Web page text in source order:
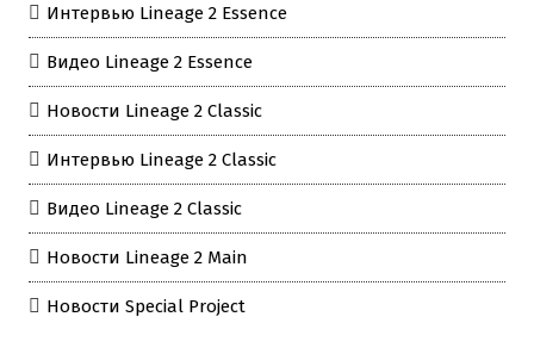
Интервью Lineage 2 Essence
Видео Lineage 2 Essence
Новости Lineage 2 Classic
Интервью Lineage 2 Classic
Видео Lineage 2 Classic
Новости Lineage 2 Main
Новости Special Project